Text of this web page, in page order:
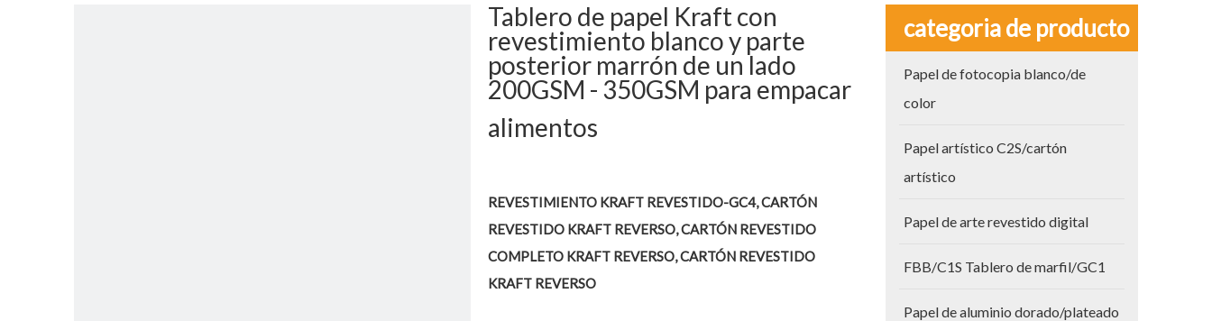
Tablero de papel Kraft con
revestimiento blanco y parte
posterior marrón de un lado
200GSM - 350GSM para empacar
alimentos
REVESTIMIENTO KRAFT REVESTIDO-GC4, CARTÓN
REVESTIDO KRAFT REVERSO, CARTÓN REVESTIDO
COMPLETO KRAFT REVERSO, CARTÓN REVESTIDO
KRAFT REVERSO
categoria de producto
Papel de fotocopia blanco/de
color
Papel artístico C2S/cartón
artístico
Papel de arte revestido digital
FBB/C1S Tablero de marfil/GC1
Papel de aluminio dorado/plateado